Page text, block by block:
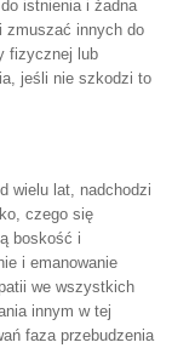
istnienia i żadna
zmuszać innych do
fizycznej lub
jeśli nie szkodzi to
wielu lat, nadchodzi
czego się
boskość i
i emanowanie
we wszystkich
innym w tej
faza przebudzenia